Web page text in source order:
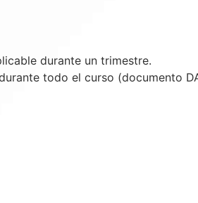
durante un trimestre.
todo el curso (documento